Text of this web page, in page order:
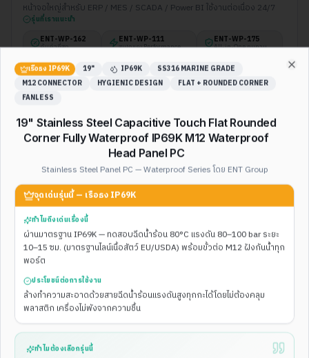
หน้าจอใหญ่สำหรับ ERP / MES / SCADA / Power BI ใช้งานต่อเนื่อง 24/7
รุ่นที่เราแนะนำ
ENT-WP-162
คุ้มค่าที่สุด
ENT-WP-111
สเปกแรง Performance
ENT-WP-175
All-in-One ทนทาน
ENT-WP-160
1500 Nits FHD
ทำไมรุ่นเหล่านี้ถึงเหมาะ
มือถือ — เลือกได้ตามงบ: 162 คุ้มสุด, 111 RAM 8GB SSD 128GB รันงาน
หนัก, 175 Rugged All-in-One, 160 จอสว่างพิเศษ
คลังสินค้า / Lot Tracking / Access
เรือธง IP69K 19" IP69K
SS316 MARINE GRADE
M12 CONNECTOR
HYGIENIC DESIGN
FLAT + ROUNDED CORNER
FANLESS
19" Stainless Steel Capacitive Touch Flat Rounded
Corner Fully Waterproof IP69K M12 Waterproof
Head Panel PC
Stainless Steel Panel PC — Waterproof Series โดย ENT Group
จุดเด่นรุ่นนี้ — เรือธง IP69K
ทำไมถึงเด่นเรื่องนี้
ผ่านมาตรฐาน IP69K — ทดสอบฉีดน้ำร้อน 80°C แรงดัน 80–100 bar ระยะ
10–15 ซม. (มาตรฐานไลน์เนื้อสัตว์ EU/USDA) พร้อมขั้วต่อ M12 ฝังกันน้ำทุก
พอร์ต
ประโยชน์ต่อการใช้งาน
ล้างทำความสะอาดด้วยสายฉีดน้ำร้อนแรงดันสูงทุกกะได้โดยไม่ต้องคลุม
พลาสติก เครื่องไม่พังจากความชื้น
ทำไมต้องเลือกรุ่นนี้